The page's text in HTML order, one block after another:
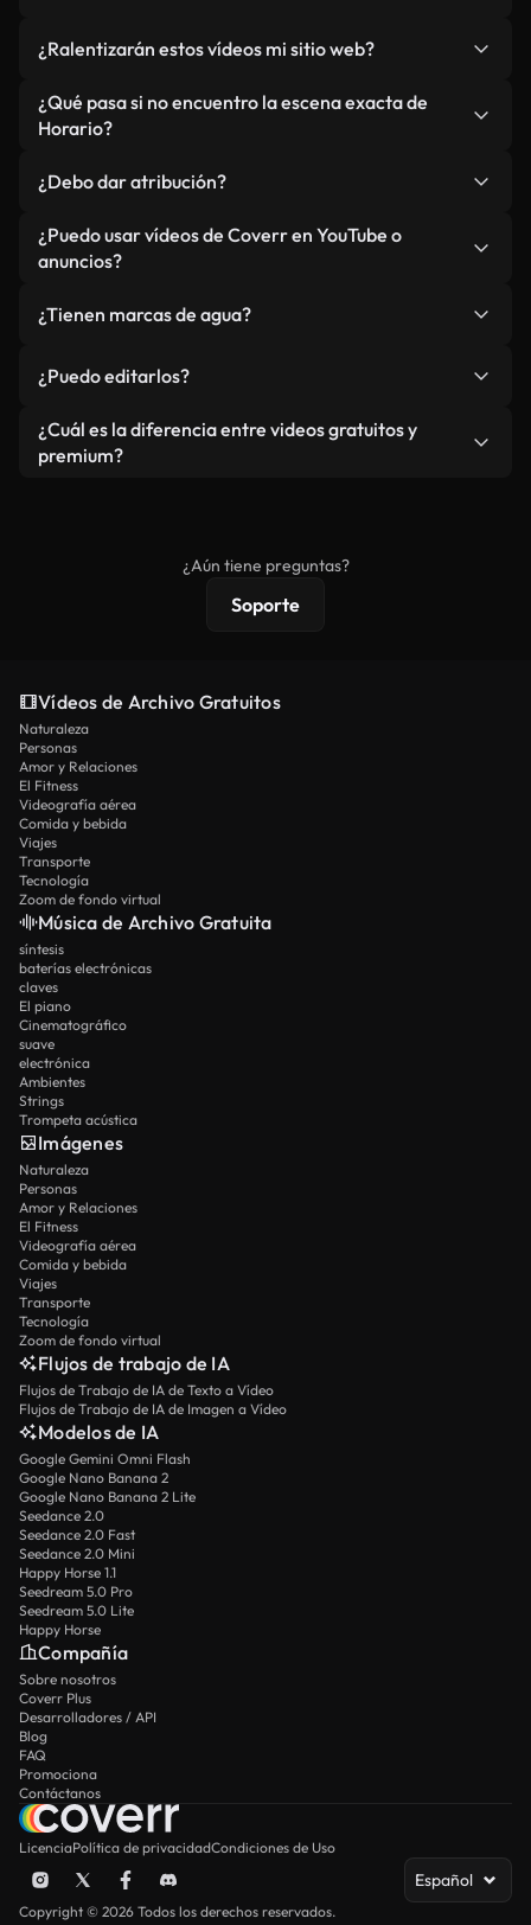
relacionado con Horario y vídeos generados por
IA. Todo está claramente etiquetado.
¿Ralentizarán estos vídeos mi sitio web?
No si selecciona nuestras versiones optimizadas
para web, diseñadas específicamente para uso de
métricas como LCP.
¿Qué pasa si no encuentro la escena exacta de
Horario?
Studio. Describe la escena, como "Horario al
atardecer", y la IA la generará en segundos
conforme a nuestros estándares.
¿Debo dar atribución?
No es necesario. Todos los vídeos en nuestra
biblioteca son royalty-free, aunque siempre se
¿Puedo usar vídeos de Coverr en YouTube o
anuncios?
monetizados y anuncios, siempre que no se
independiente.
¿Tienen marcas de agua?
agua. Obtendrá metraje limpio y listo para usar en
cada descarga.
¿Puedo editarlos?
Sí. Eres libre de recortar o mezclar nuestros
vídeos. Solo asegúrese de que el producto final no
¿Cuál es la diferencia entre videos gratuitos y
premium?
protecciones de licencia extendidas.
¿Aún tiene preguntas?
Soporte
Vídeos de Archivo Gratuitos
Naturaleza
Personas
Amor y Relaciones
El Fitness
Videografía aérea
Comida y bebida
Viajes
Transporte
Tecnología
Zoom de fondo virtual
Música de Archivo Gratuita
síntesis
baterías electrónicas
claves
El piano
Cinematográfico
suave
electrónica
Ambientes
Strings
Trompeta acústica
Imágenes
Naturaleza
Personas
Amor y Relaciones
El Fitness
Videografía aérea
Comida y bebida
Viajes
Transporte
Tecnología
Zoom de fondo virtual
Flujos de trabajo de IA
Flujos de Trabajo de IA de Texto a Vídeo
Flujos de Trabajo de IA de Imagen a Vídeo
Modelos de IA
Google Gemini Omni Flash
Google Nano Banana 2
Google Nano Banana 2 Lite
Seedance 2.0
Seedance 2.0 Fast
Seedance 2.0 Mini
Happy Horse 1.1
Seedream 5.0 Pro
Seedream 5.0 Lite
Happy Horse
Compañía
Sobre nosotros
Coverr Plus
Desarrolladores / API
Blog
FAQ
Promociona
Contáctanos
LicenciaPolítica de privacidadCondiciones de Uso
Español
Copyright © 2026 Todos los derechos reservados.